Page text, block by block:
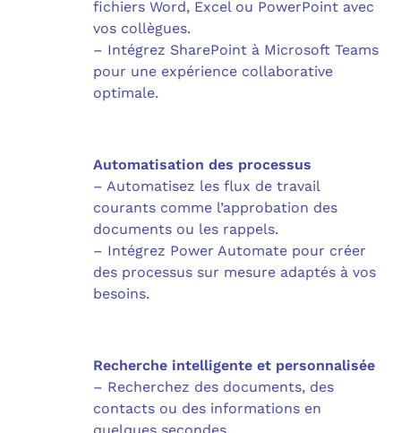
fichiers Word, Excel ou PowerPoint avec
vos collègues.
– Intégrez SharePoint à Microsoft Teams
pour une expérience collaborative
optimale.
Automatisation des processus
– Automatisez les flux de travail
courants comme l’approbation des
documents ou les rappels.
– Intégrez Power Automate pour créer
des processus sur mesure adaptés à vos
besoins.
Recherche intelligente et personnalisée
– Recherchez des documents, des
contacts ou des informations en
quelques secondes.